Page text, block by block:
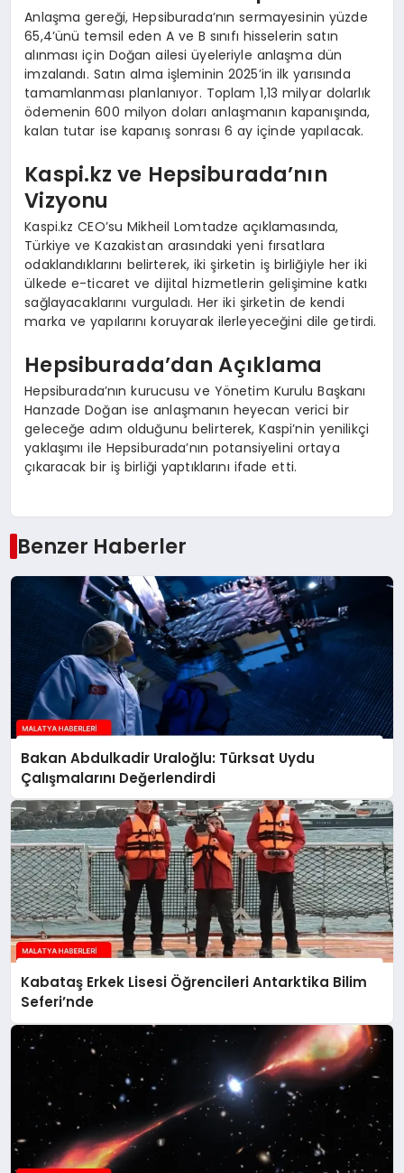
Anlaşma gereği, Hepsiburada’nın sermayesinin yüzde
65,4’ünü temsil eden A ve B sınıfı hisselerin satın
alınması için Doğan ailesi üyeleriyle anlaşma dün
imzalandı. Satın alma işleminin 2025’in ilk yarısında
tamamlanması planlanıyor. Toplam 1,13 milyar dolarlık
ödemenin 600 milyon doları anlaşmanın kapanışında,
kalan tutar ise kapanış sonrası 6 ay içinde yapılacak.
Kaspi.kz ve Hepsiburada’nın
Vizyonu
Kaspi.kz CEO’su Mikheil Lomtadze açıklamasında,
Türkiye ve Kazakistan arasındaki yeni fırsatlara
odaklandıklarını belirterek, iki şirketin iş birliğiyle her iki
ülkede e-ticaret ve dijital hizmetlerin gelişimine katkı
sağlayacaklarını vurguladı. Her iki şirketin de kendi
marka ve yapılarını koruyarak ilerleyeceğini dile getirdi.
Hepsiburada’dan Açıklama
Hepsiburada’nın kurucusu ve Yönetim Kurulu Başkanı
Hanzade Doğan ise anlaşmanın heyecan verici bir
geleceğe adım olduğunu belirterek, Kaspi’nin yenilikçi
yaklaşımı ile Hepsiburada’nın potansiyelini ortaya
çıkaracak bir iş birliği yaptıklarını ifade etti.
Benzer Haberler
Bakan Abdulkadir Uraloğlu: Türksat Uydu
Çalışmalarını Değerlendirdi
Kabataş Erkek Lisesi Öğrencileri Antarktika Bilim
Seferi’nde